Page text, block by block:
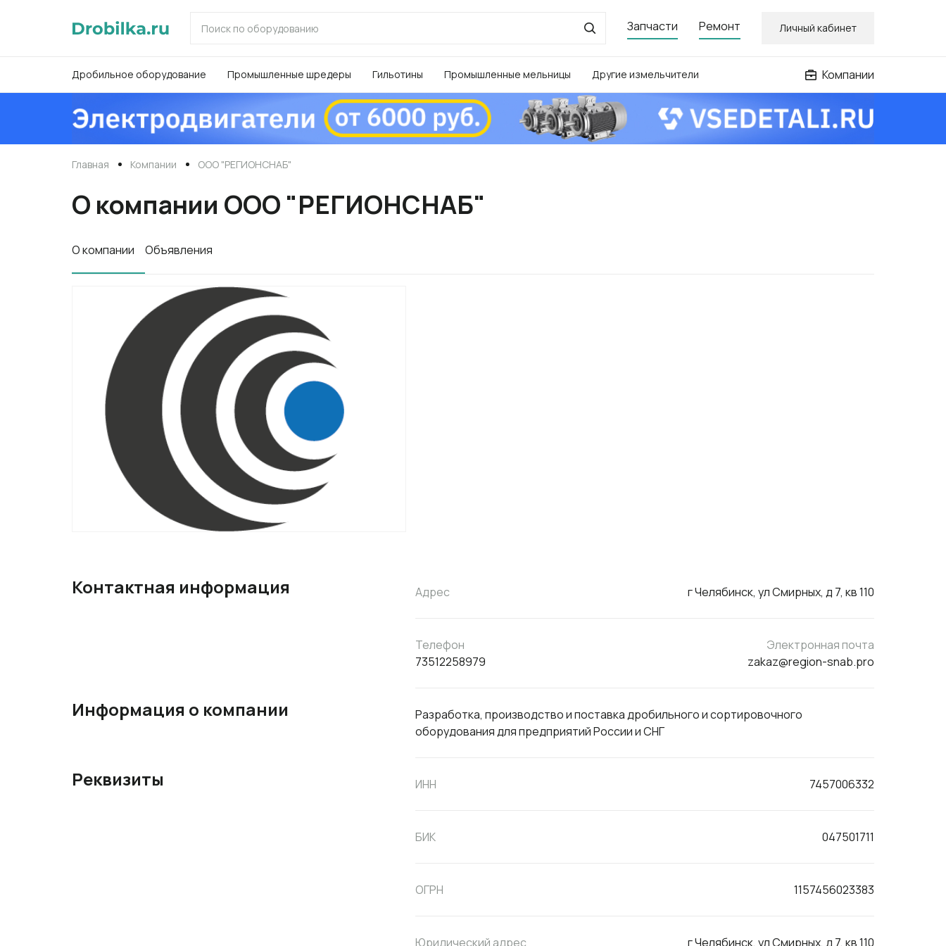
Запчасти Ремонт Личный кабинет
Дробильное оборудование Промышленные шредеры Гильотины Промышленные мельницы Другие измельчители Компании
Главная Компании ООО "РЕГИОНСНАБ"
О компании ООО "РЕГИОНСНАБ"
О компании Объявления
Контактная информация Адрес г Челябинск, ул Смирных, д 7, кв 110
Телефон
73512258979
Электронная почта
zakaz@region-snab.pro
Информация о компании
Разработка, производство и поставка дробильного и сортировочного
оборудования для предприятий России и СНГ
Реквизиты ИНН 7457006332
БИК 047501711
ОГРН 1157456023383
Юридический адрес г Челябинск, ул Смирных, д 7, кв 110